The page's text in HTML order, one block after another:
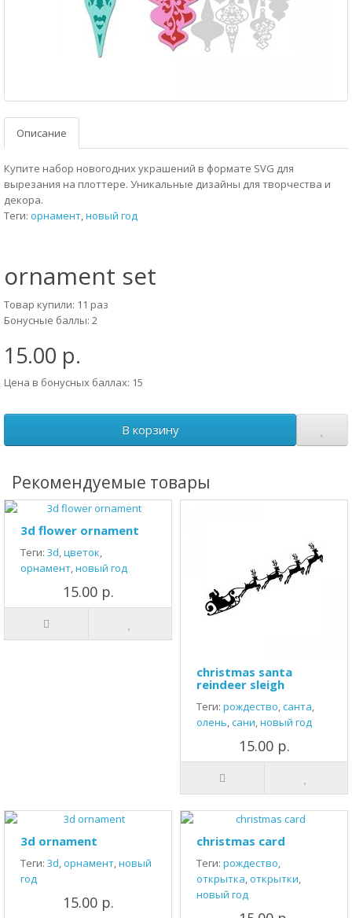
Описание
Купите набор новогодних украшений в формате SVG для
вырезания на плоттере. Уникальные дизайны для творчества и
декора.
Теги: орнамент,новый год
ornament set
Товар купили: 11 раз
Бонусные баллы: 2
15.00 р.
Цена в бонусных баллах: 15
В корзину
Рекомендуемые товары
3d flower ornament
Теги: 3d,цветок,
орнамент,новый год
15.00 р.
christmas santa
reindeer sleigh
Теги: рождество,санта,
олень,сани,новый год
15.00 р.
3d ornament
Теги: 3d,орнамент,новый
год
15.00 р.
christmas card
Теги: рождество,
открытка,открытки,
новый год